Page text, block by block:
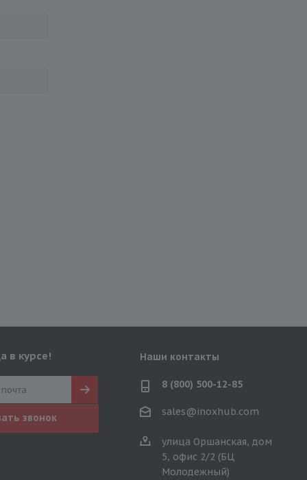
в курсе!
звонок
Наши контакты
8 (800) 500-12-85
sales@inoxhub.com
улица Оршанская, дом
5, офис 2/2 (БЦ
Молодежный)